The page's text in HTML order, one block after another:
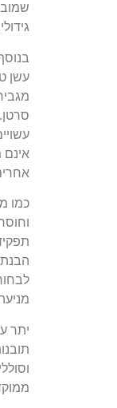
עשן
כמו
יתר